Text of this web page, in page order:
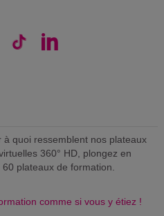
quoi ressemblent nos plateaux
360° HD, plongez en
plateaux de formation.
comme si vous y étiez !